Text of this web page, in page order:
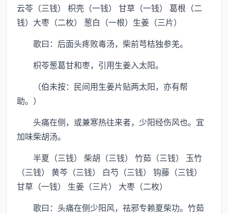
云苓（三钱） 枳壳（一钱） 甘草（一钱） 葛根（二
钱）大枣（二枚） 葱白（一根）生姜（三片）
歌曰：后面头疼败毒汤，柴前芎桔独参羌。
枳苓葱葛甘和枣，引用生姜入太阳。
（伯未按：民间用生姜片贴两太阳，亦有帮
助。）
头痛在侧，或兼寒热往来者，少阳经伤风也。宜
加味柴胡汤。
半夏（三钱） 柴胡（三钱） 竹茹（三钱） 玉竹
（三钱） 黄芩（三钱） 白芍（三钱） 钩藤（三钱）
甘草（一钱） 生姜（三片） 大枣（二枚）
歌曰：头痛在侧少阳风，祛邪专赖夏柴功。竹茹